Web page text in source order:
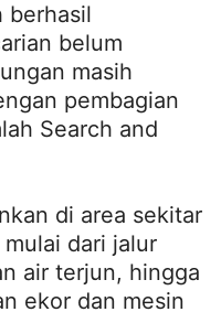
berhasil
belum
masih
pembagian
Search and
di area sekitar
dari jalur
air terjun, hingga
ekor dan mesin